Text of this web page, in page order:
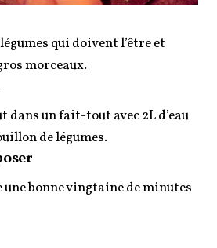
qui doivent l’être et
morceaux.
dans un fait-tout avec 2L d’eau
de légumes.
bonne vingtaine de minutes